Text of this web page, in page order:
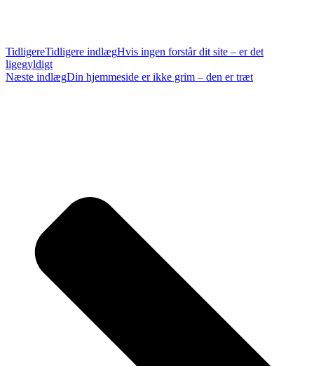
TidligereTidligere indlægHvis ingen forstår dit site – er det
ligegyldigt
Næste indlægDin hjemmeside er ikke grim – den er træt